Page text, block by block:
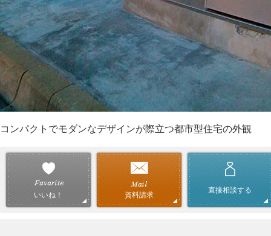
コンパクトでモダンなデザインが際立つ都市型住宅の外観
いいね！ 資料請求
直接相談する